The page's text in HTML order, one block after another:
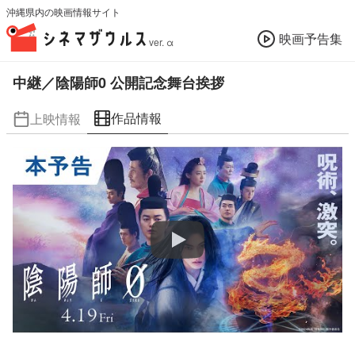
沖縄県内の映画情報サイト
ver. α 映画予告集
中継／陰陽師0 公開記念舞台挨拶
上映情報 作品情報